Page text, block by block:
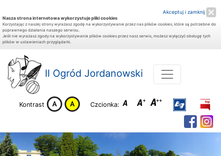
Akceptuj i zamknij
Nasza strona internetowa wykorzystuje pliki cookies
Korzystając z naszej strony wyrażasz zgodę na wykorzystywanie przez nas plików cookies, które są potrzebne do
poprawnego działania naszego serwisu.
Jeśli nie wyrażasz zgody na wykorzystywanie plików cookies przez nasz serwis, możesz wyłączyć obsługę tych
plików w ustawieniach przyglądarki.
II Ogród Jordanowski
Kontrast Czcionka: